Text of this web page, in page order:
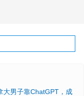
大男子靠ChatGPT，成